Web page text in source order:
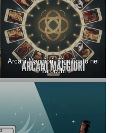
Arcani Maggiori: Significato nei
Tarocchi